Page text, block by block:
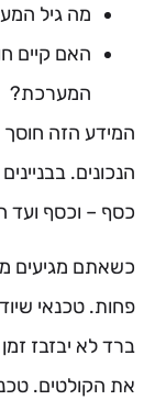
מה גיל
האם קיים
המערכת?
המידע הזה חוסך
הנכונים.
כסף – וכסף ועד
כשאתם מגיעים
פחות. טכנאי
ברד לא יבזבז